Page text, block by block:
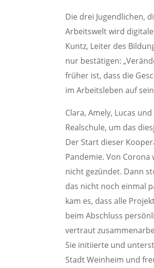
Die drei Jugendlichen,
Arbeitswelt wird
Kuntz, Leiter des
nur bestätigen:
früher ist, dass die
im Arbeitsleben auf
Clara, Amely, Lucas
Realschule, um das
Der Start dieser
Pandemie. Von
nicht gezündet. Dann
das nicht noch einmal
kam es, dass alle
beim Abschluss
vertraut
Sie initiierte und
Stadt Weinheim und